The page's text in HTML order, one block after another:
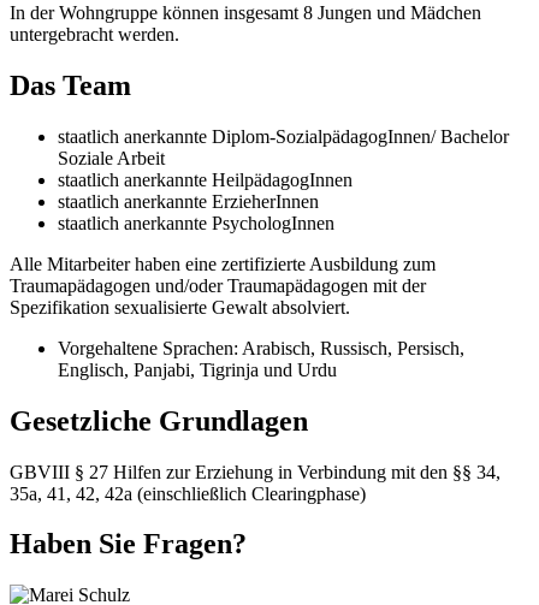
In der Wohngruppe können insgesamt 8 Jungen und Mädchen
untergebracht werden.
Das Team
staatlich anerkannte Diplom-SozialpädagogInnen/ Bachelor
Soziale Arbeit
staatlich anerkannte HeilpädagogInnen
staatlich anerkannte ErzieherInnen
staatlich anerkannte PsychologInnen
Alle Mitarbeiter haben eine zertifizierte Ausbildung zum
Traumapädagogen und/oder Traumapädagogen mit der
Spezifikation sexualisierte Gewalt absolviert.
Vorgehaltene Sprachen: Arabisch, Russisch, Persisch,
Englisch, Panjabi, Tigrinja und Urdu
Gesetzliche Grundlagen
GBVIII § 27 Hilfen zur Erziehung in Verbindung mit den §§ 34,
35a, 41, 42, 42a (einschließlich Clearingphase)
Haben Sie Fragen?